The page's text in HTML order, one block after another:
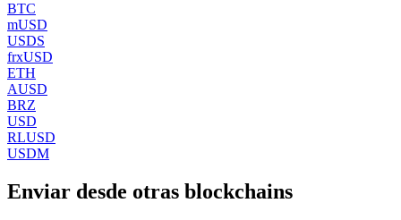
BTC
mUSD
USDS
frxUSD
ETH
AUSD
BRZ
USD
RLUSD
USDM
Enviar desde otras blockchains